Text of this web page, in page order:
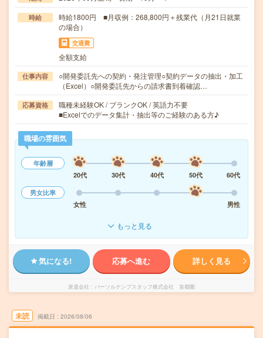
時給
時給1800円 ■月収例：268,800円＋残業代（月21日就業
の場合）
交通費
全額支給
仕事内容
○開発委託先への契約・発注管理○契約データの抽出・加工
（Excel）○開発委託先からの請求書到着確認…
応募資格
職種未経験OK / ブランクOK / 英語力不要
■Excelでのデータ集計・抽出等のご経験のある方♪
職場の雰囲気
年齢層
20代
30代 40代 50代
60代
男女比率
女性
男性
もっと見る
気になる! 応募へ進む 詳しく見る
派遣会社 パーソルテンプスタッフ株式会社 首都圏
未読 掲載日 2026/08/06